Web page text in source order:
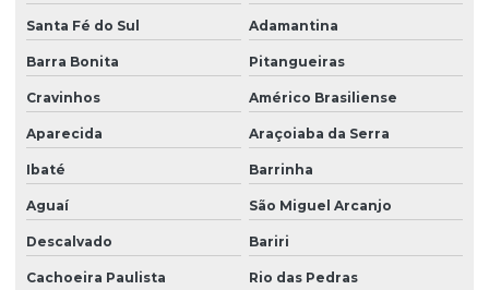
Orçamento de limpeza de fachada
Portaria de condomínio automatizada
Portaria eletrônica
Portaria eletrônica condomínio
Portaria remota
Portaria remota condomínio
Santa Fé do Sul Adamantina
Barra Bonita Pitangueiras
Cravinhos Américo Brasiliense
Aparecida Araçoiaba da Serra
Ibaté Barrinha
Aguaí São Miguel Arcanjo
Descalvado Bariri
Cachoeira Paulista Rio das Pedras